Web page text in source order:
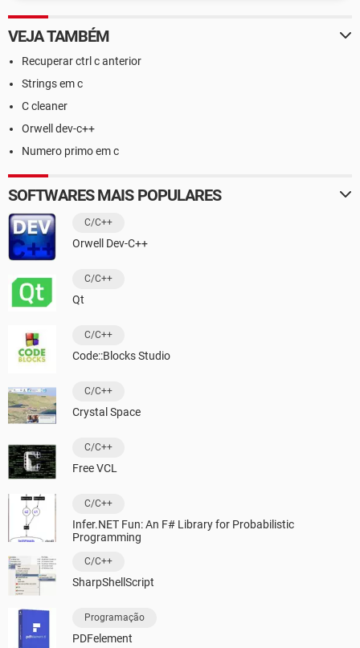
VEJA TAMBÉM
Recuperar ctrl c anterior
Strings em c
C cleaner
Orwell dev-c++
Numero primo em c
SOFTWARES MAIS POPULARES
C/C++
Orwell Dev-C++
C/C++
Qt
C/C++
Code::Blocks Studio
C/C++
Crystal Space
C/C++
Free VCL
C/C++
Infer.NET Fun: An F# Library for Probabilistic
Programming
C/C++
SharpShellScript
Programação
PDFelement